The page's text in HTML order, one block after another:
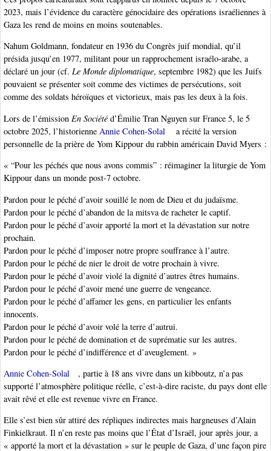
2023, mais l’évidence du caractère génocidaire des opérations israéliennes à
Gaza les rend de moins en moins soutenables.
Nahum Goldmann, fondateur en 1936 du Congrès juif mondial, qu’il
présida jusqu’en 1977, militant pour un rapprochement israélo-arabe, a
déclaré un jour (cf. Le Monde diplomatique, septembre 1982) que les Juifs
pouvaient se présenter soit comme des victimes de persécutions, soit
comme des soldats héroïques et victorieux, mais pas les deux à la fois.
Lors de l’émission En Sociétéd’Émilie Tran Nguyen sur France 5, le 5
octobre 2025, l’historienne Annie Cohen-Solal
a récité la version
personnelle de la prière de Yom Kippour du rabbin américain David Myers :
« “Pour les péchés que nous avons commis” : réimaginer la liturgie de Yom
Kippour dans un monde post-7 octobre.
Pardon pour le péché d’avoir souillé le nom de Dieu et du judaïsme.
Pardon pour le péché d’abandon de la mitsva de racheter le captif.
Pardon pour le péché d’avoir apporté la mort et la dévastation sur notre
prochain.
Pardon pour le péché d’imposer notre propre souffrance à l’autre.
Pardon pour le péché de nier le droit de votre prochain à vivre.
Pardon pour le péché d’avoir violé la dignité d’autres êtres humains.
Pardon pour le péché d’avoir mené une guerre de vengeance.
Pardon pour le péché d’affamer les gens, en particulier les enfants
innocents.
Pardon pour le péché d’avoir volé la terre d’autrui.
Pardon pour le péché de domination et de suprématie sur les autres.
Pardon pour le péché d’indifférence et d’aveuglement. »
Annie Cohen-Solal
, partie à 18 ans vivre dans un kibboutz, n’a pas
supporté l’atmosphère politique réelle, c’est-à-dire raciste, du pays dont elle
avait rêvé et elle est revenue vivre en France.
Elle s’est bien sûr attiré des répliques indirectes mais hargneuses d’Alain
Finkielkraut. Il n’en reste pas moins que l’État d’Israël, jour après jour, a
« apporté la mort et la dévastation » sur le peuple de Gaza, d’une façon pire